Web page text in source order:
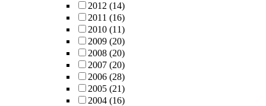
2012 (14)
2011 (16)
2010 (11)
2009 (20)
2008 (20)
2007 (20)
2006 (28)
2005 (21)
2004 (16)